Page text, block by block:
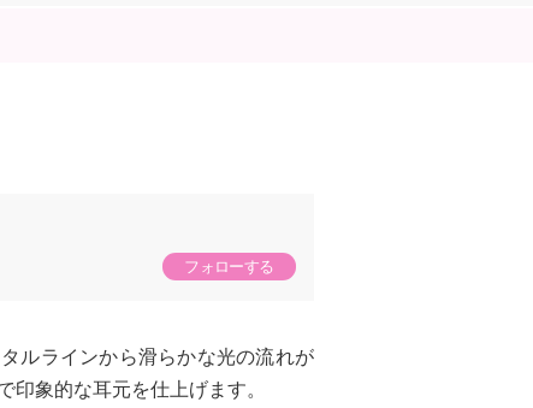
フォローする
ルラインから滑らかな光の流れが
印象的な耳元を仕上げます。